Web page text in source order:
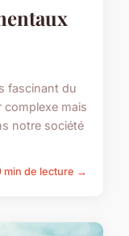
fascinant du
mais
notre société
min de lecture →